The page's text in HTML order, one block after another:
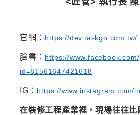
<匠管> 執行長
官網： https://dev.taskgo.com.tw/
臉書： https://
id=61561647421618
IG： https://www.instagram.com/
在裝修工程產業裡，現場往往比